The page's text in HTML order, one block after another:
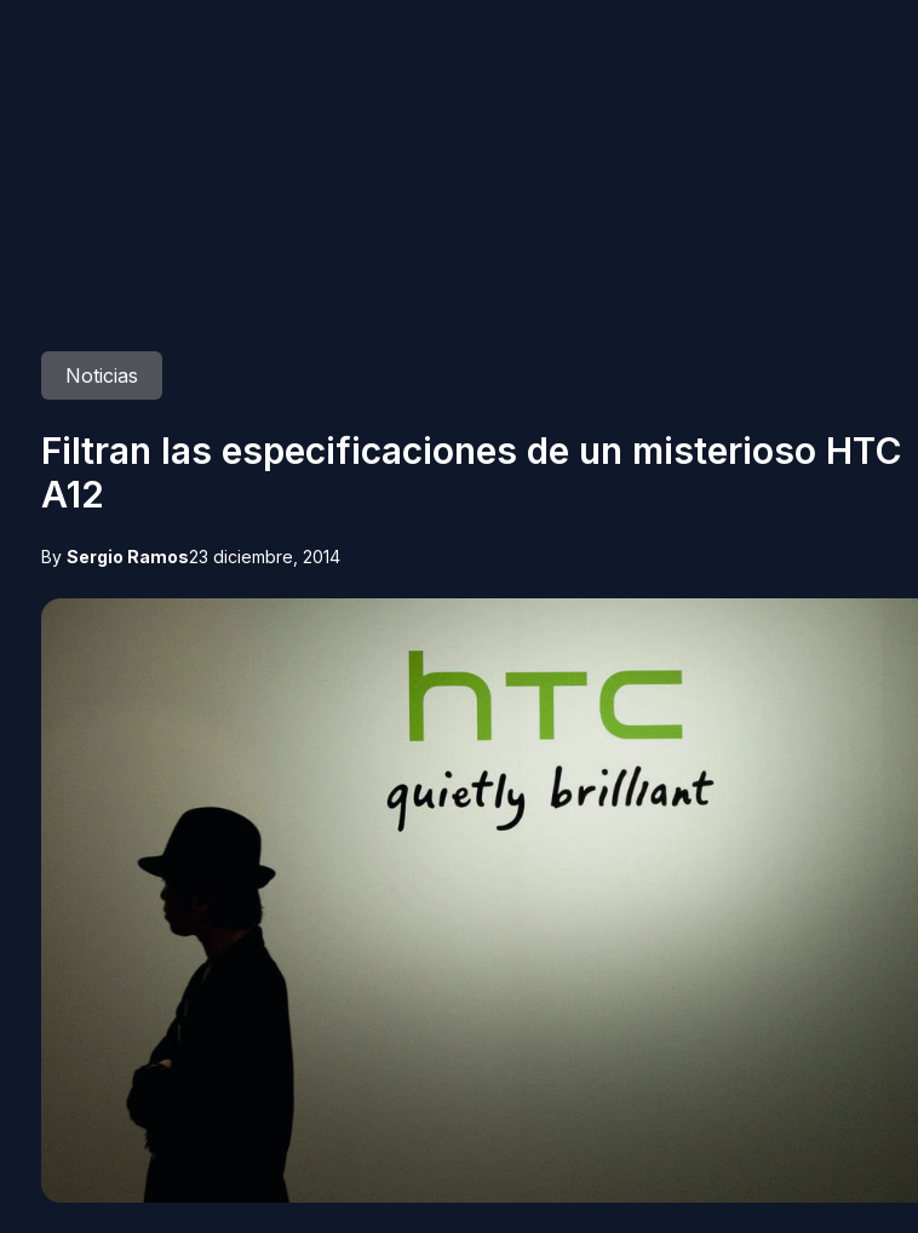
Noticias
Filtran las especificaciones de un misterioso HTC
A12
By Sergio Ramos23 diciembre, 2014